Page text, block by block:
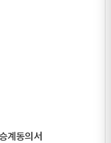
계동의서